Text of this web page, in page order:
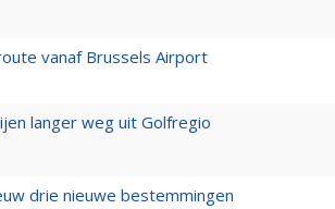
vanaf Brussels Airport
langer weg uit Golfregio
drie nieuwe bestemmingen